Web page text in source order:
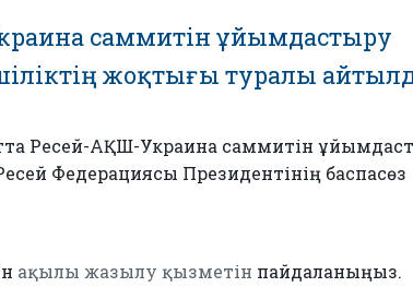
саммитін ұйымдастыру
жоқтығы туралы
Ресей-АҚШ-Украина саммитін
Федерациясы Президентінің баспасөз
ақылы жазылу қызметін пайдаланыңыз.